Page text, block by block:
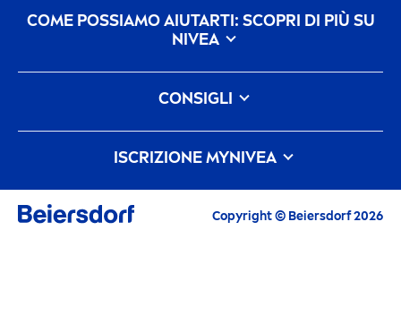
COME POSSIAMO AIUTARTI: SCOPRI DI PIÙ SU
NIVEA
Storia del Marchio
Opportunità di Lavoro in Beiersdorf
L'impegno DiNiveaPer Il Nostro Pianeta
FAQ
Contattaci
CONSIGLI
Come eliminare le macchie scure sulla pelle: cause,
cura e prevenzione
ISCRIZIONE MYNIVEA
Iscriviti alla Community MyNIVEAper ricevere
contenuti esclusivi e personalizzati in base ai
Copyright © Beiersdorf 2026